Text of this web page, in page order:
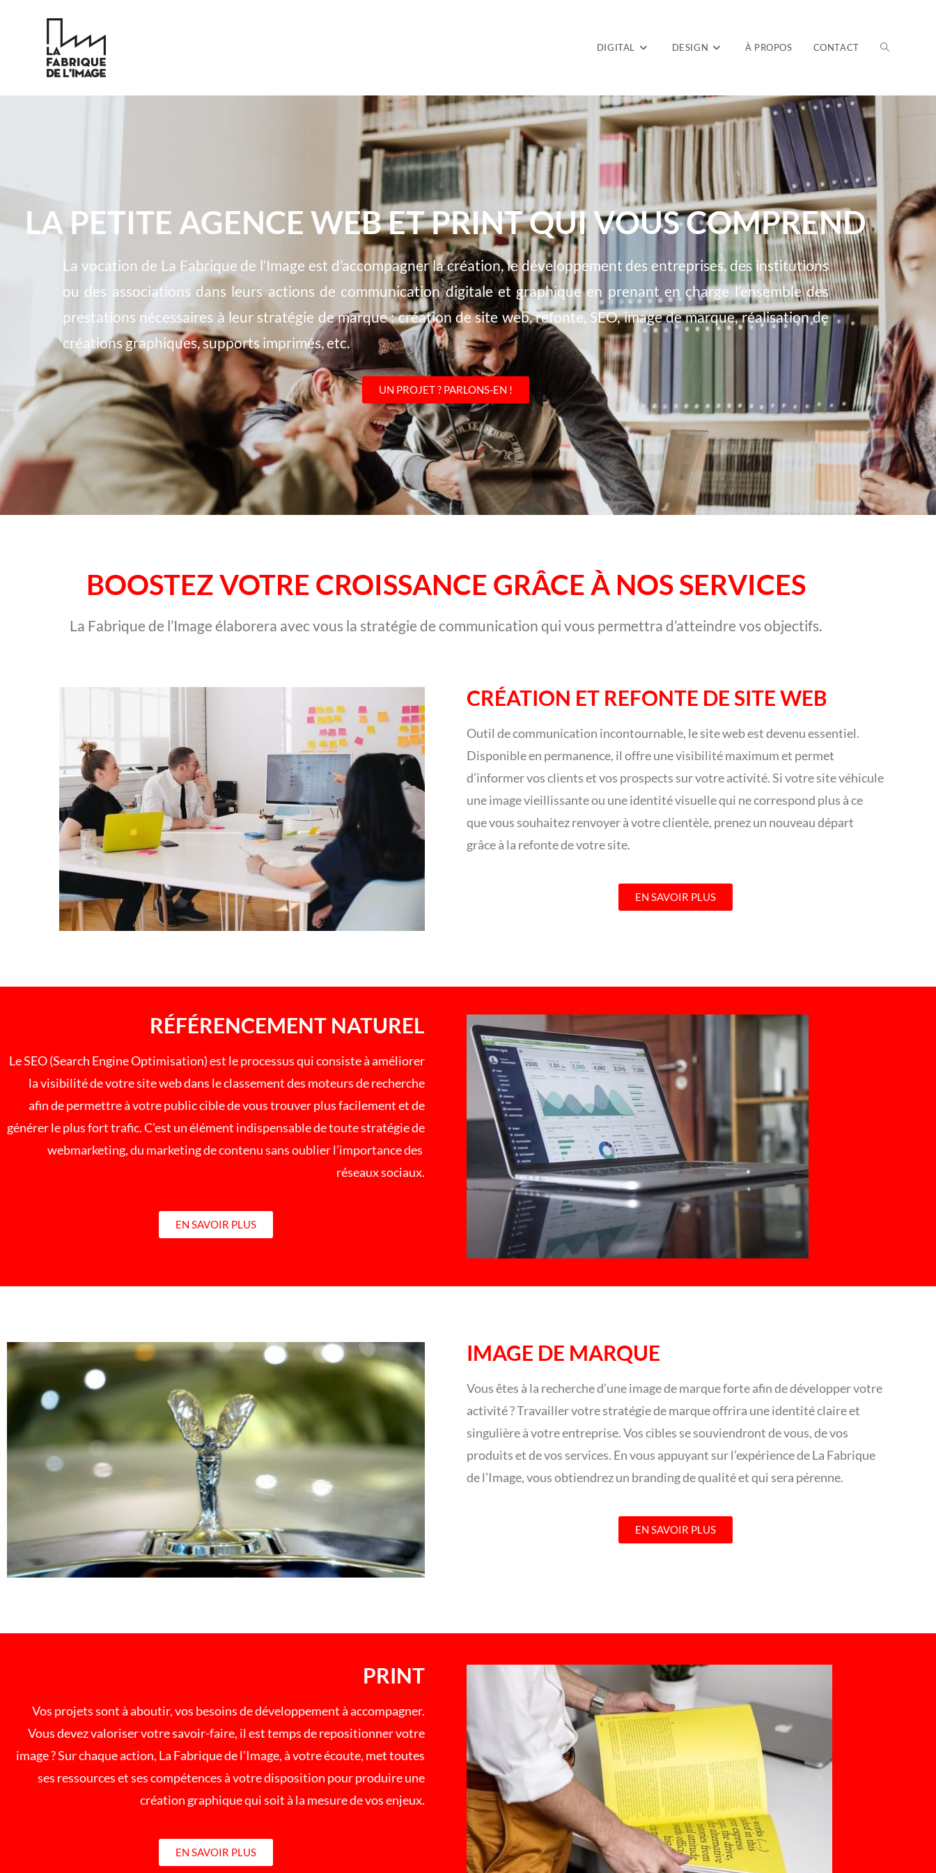
DIGITAL DESIGN À PROPOS CONTACT
LA PETITE AGENCE WEB ET PRINT QUI VOUS COMPREND
La vocation de La Fabrique de l’Image est d’accompagner la création, le développement des entreprises, des institutions
ou des associations dans leurs actions de communication digitale et graphique en prenant en charge l’ensemble des
prestations nécessaires à leur stratégie de marque : création de site web, refonte, SEO, image de marque, réalisation de
créations graphiques, supports imprimés, etc.
UN PROJET ? PARLONS-EN !
BOOSTEZ VOTRE CROISSANCE GRÂCE À NOS SERVICES
La Fabrique de l’Image élaborera avec vous la stratégie de communication qui vous permettra d’atteindre vos objectifs.
CRÉATION ET REFONTE DE SITE WEB
Outil de communication incontournable, le site web est devenu essentiel.
Disponible en permanence, il offre une visibilité maximum et permet
d’informer vos clients et vos prospects sur votre activité. Si votre site véhicule
une image vieillissante ou une identité visuelle qui ne correspond plus à ce
que vous souhaitez renvoyer à votre clientèle, prenez un nouveau départ
grâce à la refonte de votre site.
EN SAVOIR PLUS
RÉFÉRENCEMENT NATUREL
Le SEO (Search Engine Optimisation) est le processus qui consiste à améliorer
la visibilité de votre site web dans le classement des moteurs de recherche
afin de permettre à votre public cible de vous trouver plus facilement et de
générer le plus fort trafic. C’est un élément indispensable de toute stratégie de
webmarketing, du marketing de contenu sans oublier l’importance des
réseaux sociaux.
EN SAVOIR PLUS
IMAGE DE MARQUE
Vous êtes à la recherche d’une image de marque forte afin de développer votre
activité ? Travailler votre stratégie de marque offrira une identité claire et
singulière à votre entreprise. Vos cibles se souviendront de vous, de vos
produits et de vos services. En vous appuyant sur l’expérience de La Fabrique
de l’Image, vous obtiendrez un branding de qualité et qui sera pérenne.
EN SAVOIR PLUS
PRINT
Vos projets sont à aboutir, vos besoins de développement à accompagner.
Vous devez valoriser votre savoir-faire, il est temps de repositionner votre
image ? Sur chaque action, La Fabrique de l’Image, à votre écoute, met toutes
ses ressources et ses compétences à votre disposition pour produire une
création graphique qui soit à la mesure de vos enjeux.
EN SAVOIR PLUS